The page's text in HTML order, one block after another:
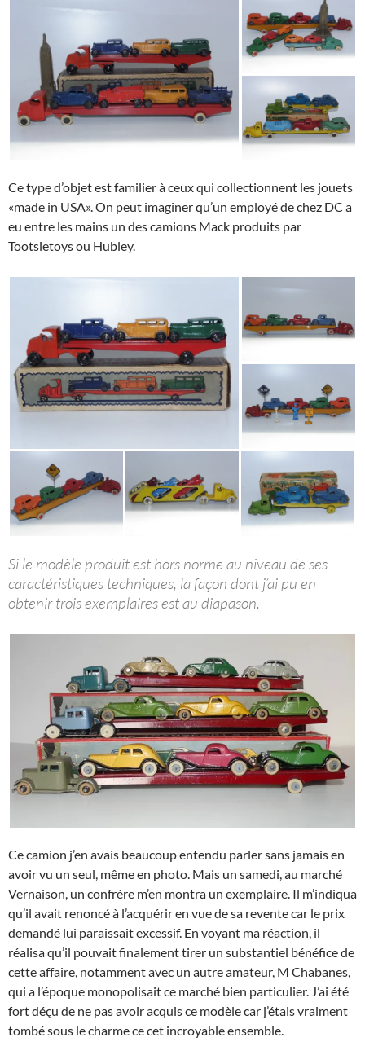
Ce type d’objet est familier à ceux qui collectionnent les jouets
«made in USA». On peut imaginer qu’un employé de chez DC a
eu entre les mains un des camions Mack produits par
Tootsietoys ou Hubley.
Si le modèle produit est hors norme au niveau de ses
caractéristiques techniques, la façon dont j’ai pu en
obtenir trois exemplaires est au diapason.
Ce camion j’en avais beaucoup entendu parler sans jamais en
avoir vu un seul, même en photo. Mais un samedi, au marché
Vernaison, un confrère m’en montra un exemplaire. Il m’indiqua
qu’il avait renoncé à l’acquérir en vue de sa revente car le prix
demandé lui paraissait excessif. En voyant ma réaction, il
réalisa qu’il pouvait finalement tirer un substantiel bénéfice de
cette affaire, notamment avec un autre amateur, M Chabanes,
qui a l’époque monopolisait ce marché bien particulier. J’ai été
fort déçu de ne pas avoir acquis ce modèle car j’étais vraiment
tombé sous le charme ce cet incroyable ensemble.